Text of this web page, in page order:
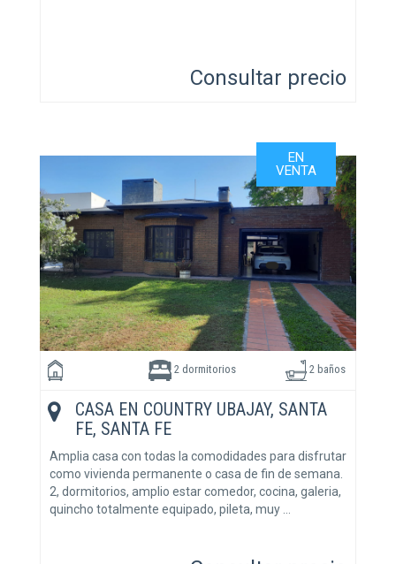
Consultar precio
EN
VENTA
2 dormitorios 2 baños
CASA EN COUNTRY UBAJAY, SANTA
FE, SANTA FE
Amplia casa con todas la comodidades para disfrutar
como vivienda permanente o casa de fin de semana.
2, dormitorios, amplio estar comedor, cocina, galeria,
quincho totalmente equipado, pileta, muy …